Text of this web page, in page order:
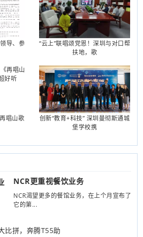
导、参
“云上”联唱颂党恩！深圳与对口帮
扶地，歌
唱山歌
创新“教育+科技” 深圳曼彻斯通城
堡学校携
NCR更重视餐饮业务
NCR渴望更多的餐馆业务，在上个月宣布了
它的第...
比拼，奔腾T55助